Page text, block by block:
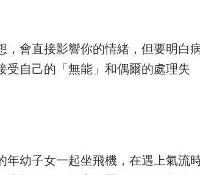
會直接影響你的情緒，但要明白
自己的「無能」和偶爾的處理失
幼子女一起坐飛機，在遇上氣流